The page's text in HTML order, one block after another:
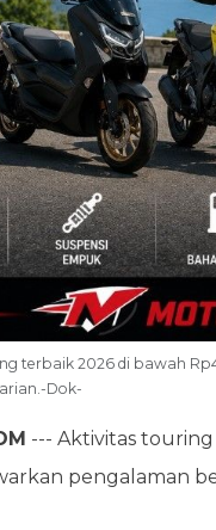
terbaik 2026 di bawah
Dok-
--- Aktivitas
pengalaman